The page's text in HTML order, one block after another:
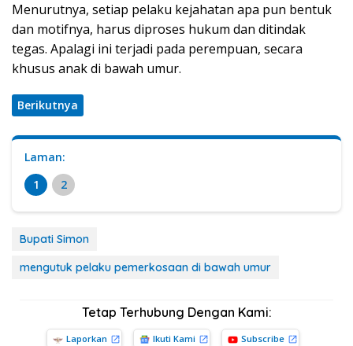
Menurutnya, setiap pelaku kejahatan apa pun bentuk
dan motifnya, harus diproses hukum dan ditindak
tegas. Apalagi ini terjadi pada perempuan, secara
khusus anak di bawah umur.
Berikutnya
Laman:
1
2
Bupati Simon
mengutuk pelaku pemerkosaan di bawah umur
Tetap Terhubung Dengan Kami:
Laporkan Ikuti Kami Subscribe